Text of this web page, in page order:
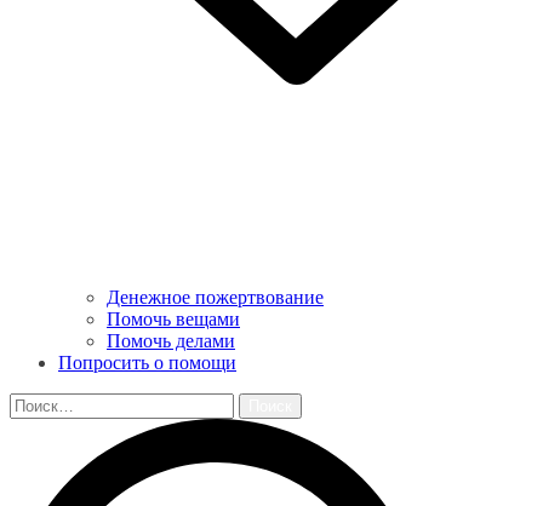
Денежное пожертвование
Помочь вещами
Помочь делами
Попросить о помощи
Найти: